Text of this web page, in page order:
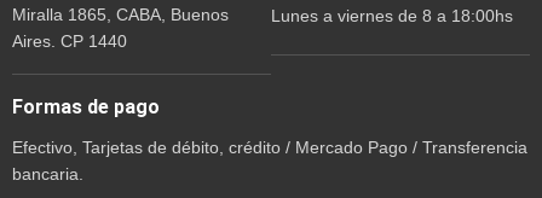
Miralla 1865, CABA, Buenos
Aires. CP 1440
Lunes a viernes de 8 a 18:00hs
Formas de pago
Efectivo, Tarjetas de débito, crédito / Mercado Pago / Transferencia
bancaria.